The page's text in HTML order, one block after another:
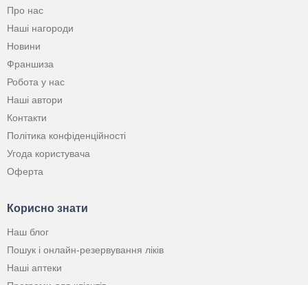
Про нас
Наші нагороди
Новини
Франшиза
Робота у нас
Наші автори
Контакти
Політика конфіденційності
Угода користувача
Оферта
Корисно знати
Наш блог
Пошук і онлайн-резервування ліків
Наші аптеки